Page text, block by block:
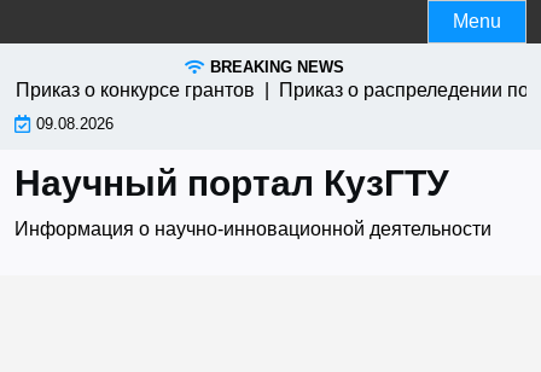
to
Menu
BREAKING NEWS
о конкурсе грантов | Приказ о распреледении по
09.08.2026
Научный портал КузГТУ
Информация о научно-инновационной деятельности